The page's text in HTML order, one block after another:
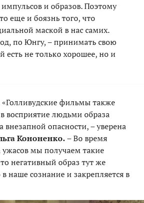
и образов. Поэтому
еще и боязнь того, что
маской в нас самих.
по Юнгу, – принимать свою
есть не только хорошее, но и
«Голливудские фильмы также
восприятие людьми образа
внезапной опасности, – уверена
Кононенко. – Во время
мы получаем такие
негативный образ тут же
наше сознание и закрепляется в